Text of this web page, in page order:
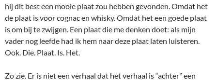
hij dit best een mooie plaat zou hebben gevonden. Omdat het
de plaat is voor cognac en whisky. Omdat het een goede plaat
is om bij te zwijgen. Een plaat die me denken doet: als mijn
vader nog leefde had ik hem naar deze plaat laten luisteren.
Ook. Die. Plaat. Is. Het.
Zo zie. Er is niet een verhaal dat het verhaal is “achter” een